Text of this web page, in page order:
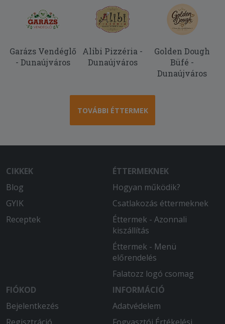
Garázs Vendéglő
- Dunaújváros
Alibi Pizzéria -
Dunaújváros
Golden Dough
Büfé -
Dunaújváros
TOVÁBBI ÉTTERMEK
CIKKEK
Blog
GYIK
Receptek
ÉTTERMEKNEK
Hogyan működik?
Csatlakozás éttermeknek
Éttermek - Azonnali
kiszállítás
Éttermek - Menü
előrendelés
Falatozz logó csomag
FIÓKOD
Bejelentkezés
INFORMÁCIÓ
Adatvédelem